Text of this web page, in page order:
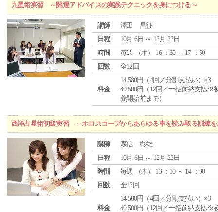
九星術実習 ～開運アドバイスの実践テクニックを身につける～
講師
澤田 昌征
日程
10月 6日 ～ 12月 22日
時間
毎週 （木） 16 ：30 ～ 17 ：50
回数
全12回
料金
14,580円（4回／分割支払い）×3
40,500円（12回／一括前納支払※
義開始前まで）
西洋占星術初級実習 ～ホロスコープからあらゆる事を読み取る訓練を
講師
森信 彰雄
日程
10月 6日 ～ 12月 22日
時間
毎週 （木） 13 ：10 ～ 14 ：30
回数
全12回
料金
14,580円（4回／分割支払い）×3
40,500円（12回／一括前納支払※